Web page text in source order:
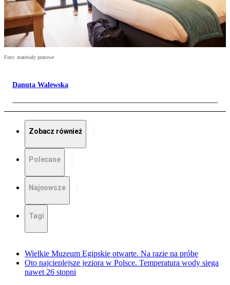
Foto: materiały prasowe
Danuta Walewska
Zobacz również
Polecane
Najnowsze
Tagi
Wielkie Muzeum Egipskie otwarte. Na razie na próbę
Oto najcieplejsze jeziora w Polsce. Temperatura wody sięga
nawet 26 stopni